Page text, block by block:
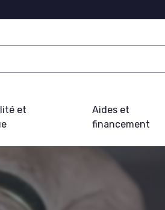
et
Aides et
financement